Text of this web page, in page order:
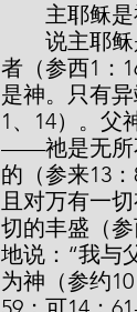
主耶稣
者（参西1：
是神。只有
1、14）。父
——祂是无所
的（参来13
且对万有一
切的丰盛（
地说：“我与
为神（参约